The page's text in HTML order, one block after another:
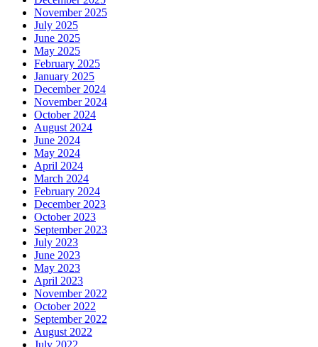
November 2025
July 2025
June 2025
May 2025
February 2025
January 2025
December 2024
November 2024
October 2024
August 2024
June 2024
May 2024
April 2024
March 2024
February 2024
December 2023
October 2023
September 2023
July 2023
June 2023
May 2023
April 2023
November 2022
October 2022
September 2022
August 2022